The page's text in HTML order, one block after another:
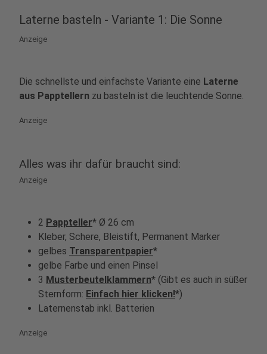
Laterne basteln - Variante 1: Die Sonne
Anzeige
Die schnellste und einfachste Variante eine Laterne
aus Papptellern zu basteln ist die leuchtende Sonne.
Anzeige
Alles was ihr dafür braucht sind:
Anzeige
2 Pappteller* Ø 26 cm
Kleber, Schere, Bleistift, Permanent Marker
gelbes Transparentpapier*
gelbe Farbe und einen Pinsel
3 Musterbeutelklammern* (Gibt es auch in süßer
Sternform: Einfach hier klicken!*)
Laternenstab inkl. Batterien
Anzeige